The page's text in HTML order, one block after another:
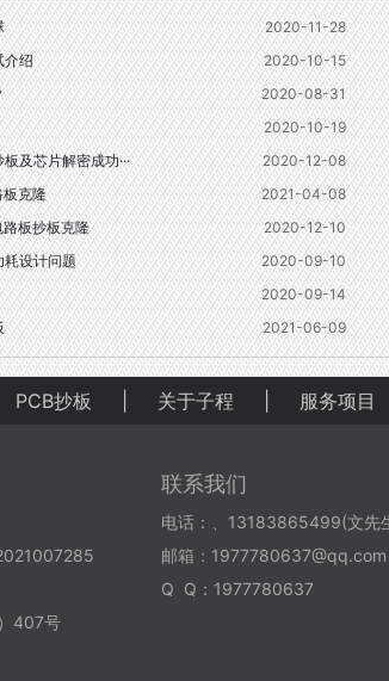
2020-11-28
介绍
2020-10-15
2020-08-31
2020-10-19
及芯片解密成功···
2020-12-08
板克隆
2021-04-08
板抄板克隆
2020-12-10
耗设计问题
2020-09-10
2020-09-14
2021-06-09
PCB抄板 关于子程 服务项目
407号
联系我们
电话：、13183865499(文先
邮箱：1977780637@qq.com
Q Q：1977780637